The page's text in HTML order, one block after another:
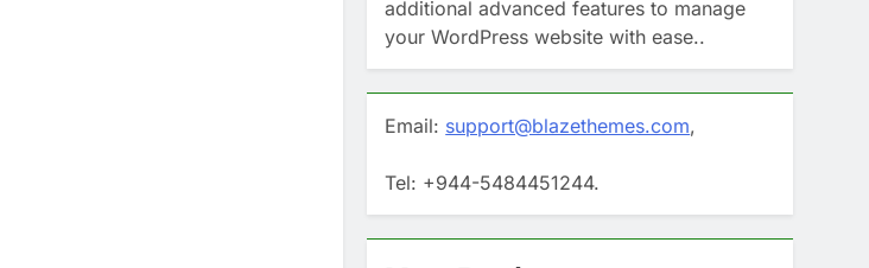
additional advanced features to manage
your WordPress website with ease..
Email: support@blazethemes.com,
Tel: +944-5484451244.